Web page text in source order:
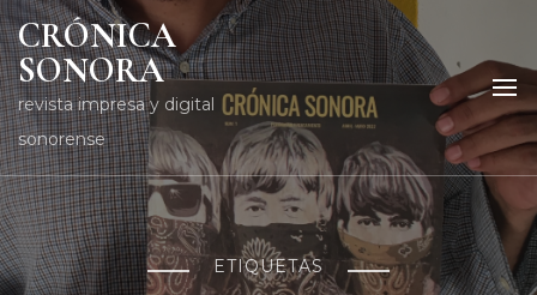
CRÓNICA
SONORA
revista impresa y digital
sonorense
ETIQUETAS